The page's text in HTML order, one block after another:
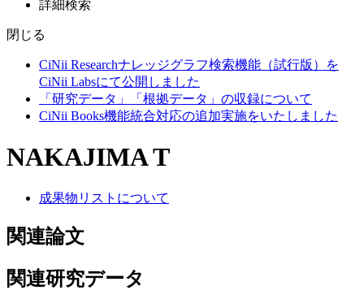
詳細検索
閉じる
CiNii Researchナレッジグラフ検索機能（試行版）を
CiNii Labsにて公開しました
「研究データ」「根拠データ」の収録について
CiNii Books機能統合対応の追加実施をいたしました
NAKAJIMA T
成果物リストについて
関連論文
関連研究データ